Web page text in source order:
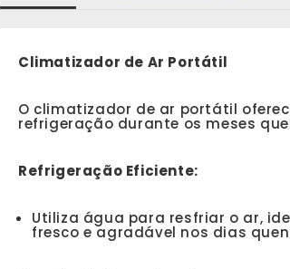
Climatizador de Ar Portátil
O climatizador de ar portátil
refrigeração durante os meses
Refrigeração Eficiente:
Utiliza água para resfriar o ar,
fresco e agradável nos dias